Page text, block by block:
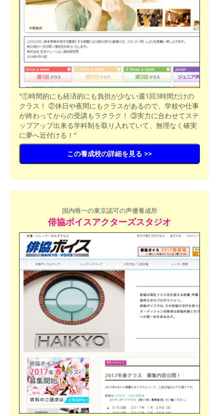
"①時間的にも経済的にも負担が少ない週1回3時間だけの
クラス！ ②休日や夜間にもクラスがあるので、学校や仕事
が終わってからの受講もラクラク！ ③実力に合わせてステ
ップアップ出来る学科制を取り入れていて、無理なく確実
に夢へ近付ける！"
この養成校の詳細を見る >>
国内唯一の東京認可の声優養成所
俳協ボイスアクターズスタジオ